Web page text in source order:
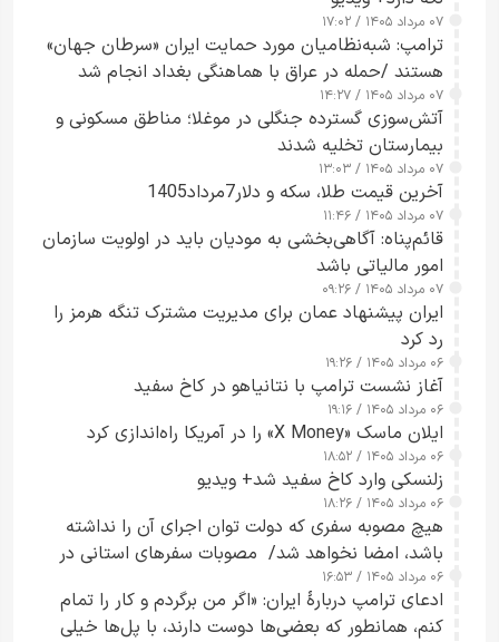
۰۷ مرداد ۱۴۰۵ / ۱۷:۰۲
ترامپ: شبه‌نظامیان مورد حمایت ایران «سرطان جهان»
هستند /حمله در عراق با هماهنگی بغداد انجام شد
۰۷ مرداد ۱۴۰۵ / ۱۴:۲۷
آتش‌سوزی گسترده جنگلی در موغلا؛ مناطق مسکونی و
بیمارستان تخلیه شدند
۰۷ مرداد ۱۴۰۵ / ۱۳:۰۳
آخرین قیمت طلا، سکه و دلار7مرداد1405
۰۷ مرداد ۱۴۰۵ / ۱۱:۴۶
قائم‌پناه: آگاهی‌بخشی به مودیان باید در اولویت سازمان
امور مالیاتی باشد
۰۷ مرداد ۱۴۰۵ / ۰۹:۲۶
ایران پیشنهاد عمان برای مدیریت مشترک تنگه هرمز را
رد کرد
۰۶ مرداد ۱۴۰۵ / ۱۹:۲۶
آغاز نشست ترامپ با نتانیاهو در کاخ سفید
۰۶ مرداد ۱۴۰۵ / ۱۹:۱۶
ایلان ماسک «X Money» را در آمریکا راه‌اندازی کرد
۰۶ مرداد ۱۴۰۵ / ۱۸:۵۲
زلنسکی وارد کاخ سفید شد+ ویدیو
۰۶ مرداد ۱۴۰۵ / ۱۸:۲۶
هیچ مصوبه سفری که دولت توان اجرای آن را نداشته
باشد، امضا نخواهد شد/ مصوبات سفرهای استانی در
چارچوب قانون بودجه است+ عکس
۰۶ مرداد ۱۴۰۵ / ۱۶:۵۳
ادعای ترامپ دربارهٔ ایران: «اگر من برگردم و کار را تمام
کنم، همانطور که بعضی‌ها دوست دارند، با پل‌ها خیلی